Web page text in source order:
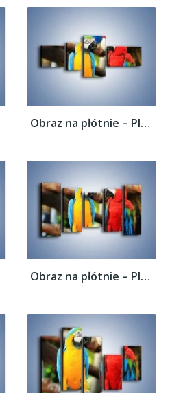
Obraz na płótnie – Ploty papuzie –...
Obraz na płótnie – Ploty papuzie –...